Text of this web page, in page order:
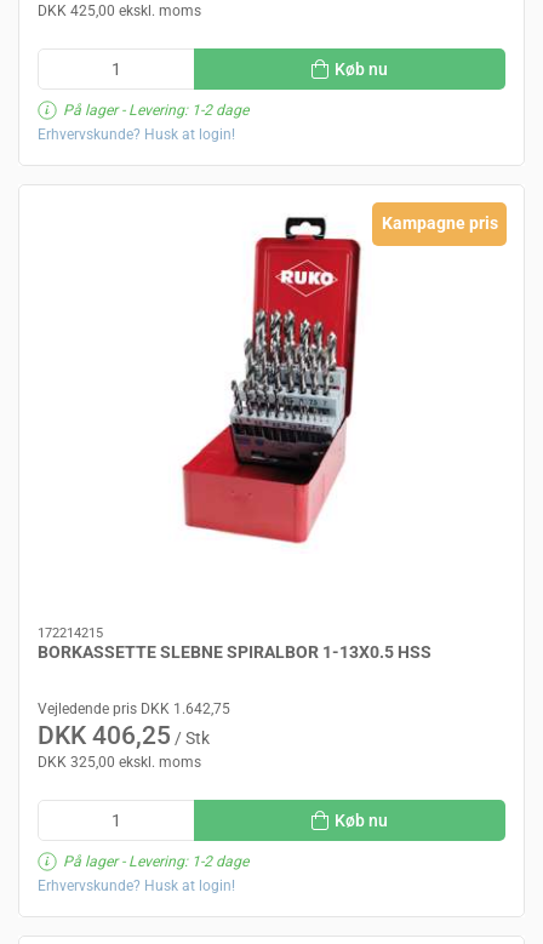
DKK 425,00 ekskl. moms
Køb nu
På lager- Levering: 1-2 dage
Erhvervskunde? Husk at login!
Kampagne pris
172214215
BORKASSETTE SLEBNE SPIRALBOR 1-13X0.5 HSS
Vejledende pris DKK 1.642,75
DKK 406,25 / Stk
DKK 325,00 ekskl. moms
Køb nu
På lager- Levering: 1-2 dage
Erhvervskunde? Husk at login!